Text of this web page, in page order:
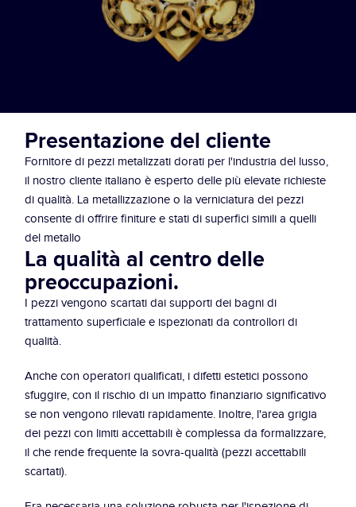
Presentazione del cliente
Fornitore di pezzi metalizzati dorati per l'industria del lusso,
il nostro cliente italiano è esperto delle più elevate richieste
di qualità. La metallizzazione o la verniciatura dei pezzi
consente di offrire finiture e stati di superfici simili a quelli
del metallo
La qualità al centro delle
preoccupazioni.
I pezzi vengono scartati dai supporti dei bagni di
trattamento superficiale e ispezionati da controllori di
qualità.
Anche con operatori qualificati, i difetti estetici possono
sfuggire, con il rischio di un impatto finanziario significativo
se non vengono rilevati rapidamente. Inoltre, l'area grigia
dei pezzi con limiti accettabili è complessa da formalizzare,
il che rende frequente la sovra-qualità (pezzi accettabili
scartati).